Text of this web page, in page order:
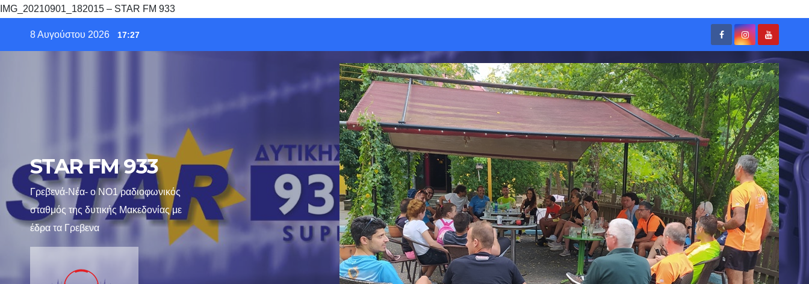
IMG_20210901_182015 – STAR FM 933
8 Αυγούστου 2026 17:27
STAR FM 933
Γρεβενά-Νέα- ο ΝΟ1 ραδιοφωνικός
σταθμός της δυτικής Μακεδονίας με
έδρα τα Γρεβενα